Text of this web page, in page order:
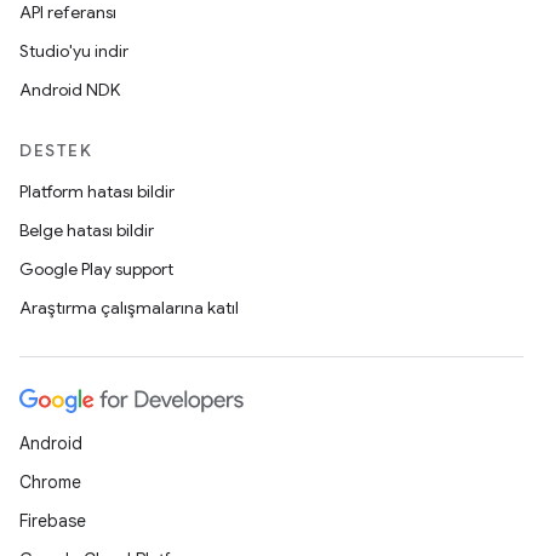
API referansı
Studio'yu indir
Android NDK
DESTEK
Platform hatası bildir
Belge hatası bildir
Google Play support
Araştırma çalışmalarına katıl
Android
Chrome
Firebase